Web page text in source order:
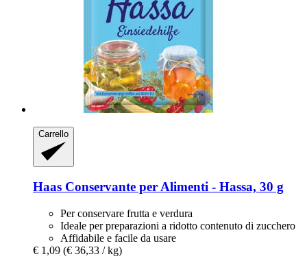
Carrello
Haas Conservante per Alimenti -​ Hassa, 30 g
Per conservare frutta e verdura
Ideale per preparazioni a ridotto contenuto di zucchero
Affidabile e facile da usare
€ 1,09 (€ 36,33 / kg)